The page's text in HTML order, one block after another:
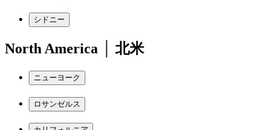
シドニー
North America │ 北米
ニューヨーク
ロサンゼルス